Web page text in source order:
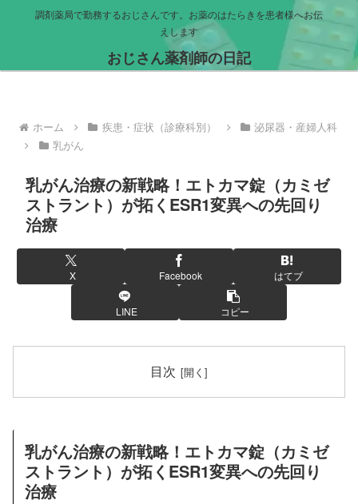
調剤薬局で勤務するおじさんです。お薬のはたらきを患者様へお伝
えします
おじさん薬剤師の日記
ホーム 疾患・症状（診療科別）
泌尿器・産婦人科
乳がん
乳がん治療の新戦略！エトカマ錠（カミゼ
ストラント）が拓くESR1変異への先回り
治療
X Facebook はてブ
LINE コピー
目次
乳がん治療の新戦略！エトカマ錠（カミゼ
ストラント）が拓くESR1変異への先回り
治療